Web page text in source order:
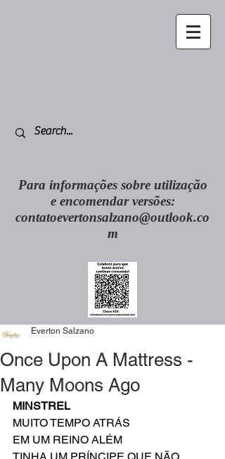
Para informações sobre utilização
e encomendar versões:
contatoevertonsalzano@outlook.co
m
Once Upon A Mattress -
Many Moons Ago
Everton Salzano
MINSTREL
MUITO TEMPO ATRÁS
EM UM REINO ALÉM